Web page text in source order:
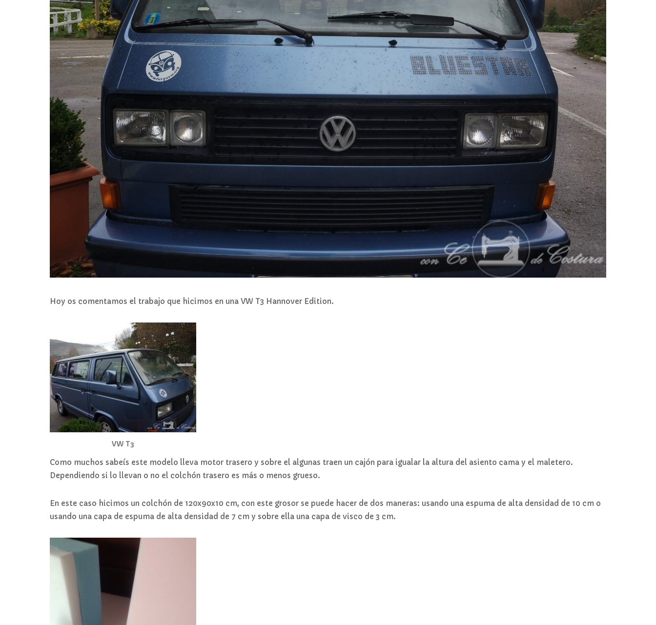
Hoy os comentamos el trabajo que hicimos en una VW T3 Hannover Edition.
VW T3
Como muchos sabeís este modelo lleva motor trasero y sobre el algunas traen un cajón para igualar la altura del asiento cama y el maletero.
Dependiendo si lo llevan o no el colchón trasero es más o menos grueso.
En este caso hicimos un colchón de 120x90x10 cm, con este grosor se puede hacer de dos maneras: usando una espuma de alta densidad de 10 cm o
usando una capa de espuma de alta densidad de 7 cm y sobre ella una capa de visco de 3 cm.